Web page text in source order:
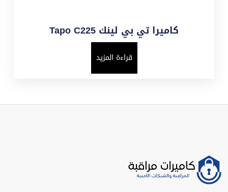
كاميرا تي بي لينك Tapo C225
قراءة المزيد